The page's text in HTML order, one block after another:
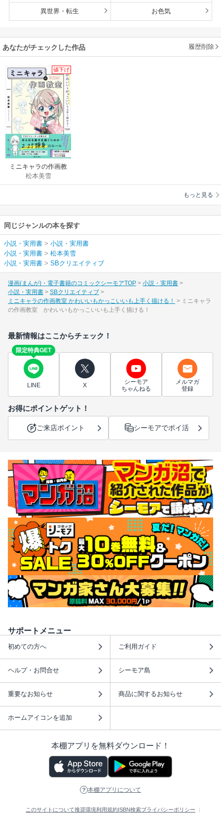
異世界・転生 お色気
あなたがチェックした作品 履歴削除
値下げ
ミニキャラの作画教
室 かわいいもかっこ
いいも上手く描け
松本美雪
もっと見る
同じジャンルの本を探す
小説・実用書 > 小説・実用書
小説・実用書 > 松本美雪
小説・実用書 > SBクリエイティブ
漫画(まんが)・電子書籍のコミックシーモアTOP
小説・実用書
小説・実用書
SBクリエイティブ
ミニキャラの作画教室 かわいいもかっこいいも上手く描ける！
ミニキャラ
の作画教室 かわいいもかっこいいも上手く描ける！
最新情報はここからチェック！
限定特典GET
LINE X
シーモア
ちゃんねる
メルマガ
登録
お得にポイントゲット！
ご来店ポイント シーモアでポイ活
サポートメニュー
初めての方へ ご利用ガイド
ヘルプ・お問合せ シーモア島
重要なお知らせ 商品に関するお知らせ
ホームアイコンを追加
本棚アプリを無料ダウンロード！
本棚アプリについて
このサイトについて推奨環境利用規約ISBN検索プライバシーポリシー